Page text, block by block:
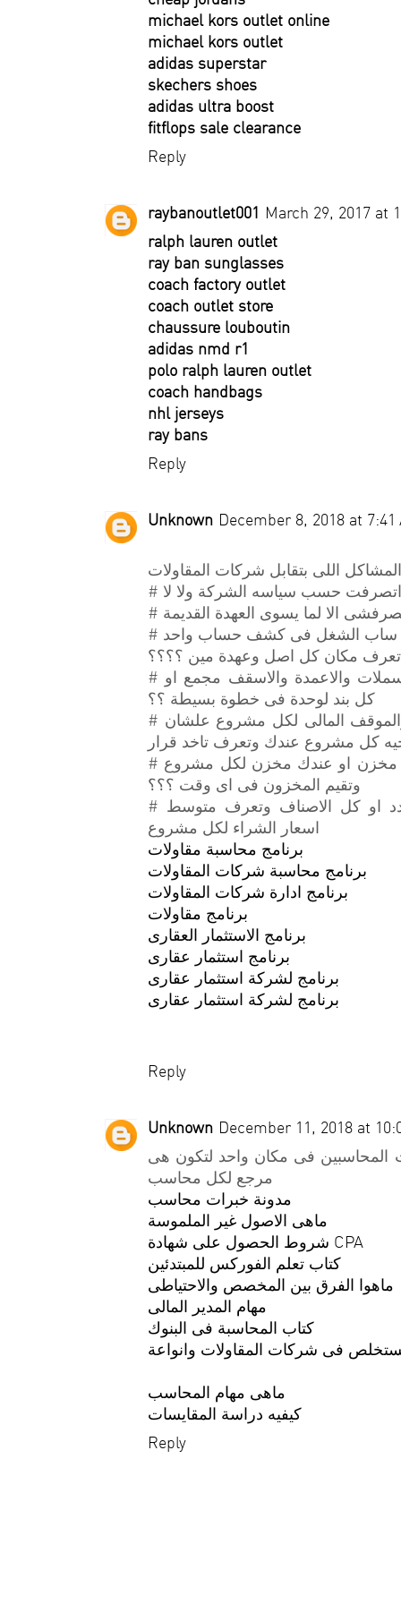
michael kors outlet online
michael kors outlet
adidas superstar
skechers shoes
adidas ultra boost
fitflops sale clearance
Reply
raybanoutlet001 March 29, 2017 at
ralph lauren outlet
ray ban sunglasses
coach factory outlet
coach outlet store
chaussure louboutin
adidas nmd r1
polo ralph lauren outlet
coach handbags
nhl jerseys
ray bans
Reply
Unknown December 8, 2018 at 7:41
اللى بتقابل شركات المقاولات
حسب سياسه الشركة ولا لا
الا لما يسوى العهدة القديمة
ساب الشغل فى كشف حساب واحد
تعرف مكان كل اصل وعهدة مين ؟؟؟؟
# وعايز تحصر كميات زى الحديد للقواعد والسملات والاعمدة والاسقف مجمع او
كل بند لوحدة فى خطوة بسيطة ؟؟
# مش عارف تحلل المصروفات و الايردات والموقف المالى لكل مشروع علشان
كل مشروع عندك وتعرف تاخد قرار
# عايز تراقب المخازن كلها لو عندك اكتر من مخزن او عندك مخزن لكل مشروع
وتقيم المخزون فى اى وقت ؟؟؟
# وتعرف كمان حجم المشتريات لصنف محدد او كل الاصناف وتعرف متوسط
اسعار الشراء لكل مشروع
برنامج محاسبة مقاولات
برنامج محاسبة شركات المقاولات
برنامج ادارة شركات المقاولات
برنامج مقاولات
برنامج الاستثمار العقارى
برنامج استثمار عقارى
برنامج لشركة استثمار عقارى
برنامج لشركة استثمار عقارى
Reply
Unknown December 11, 2018 at
فى مكان واحد لتكون هى
مرجع لكل محاسب
مدونة خبرات محاسب
ماهى الاصول غير الملموسة
شروط الحصول على شهادة CPA
كتاب تعلم الفوركس للمبتدئين
ماهوا الفرق بين المخصص والاحتياطى
مهام المدير المالى
كتاب المحاسبة فى البنوك
فى شركات المقاولات وانواعة
ماهى مهام المحاسب
كيفيه دراسة المقايسات
Reply